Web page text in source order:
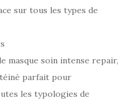
sur tous les types de
masque soin intense repair,
parfait pour
les typologies de